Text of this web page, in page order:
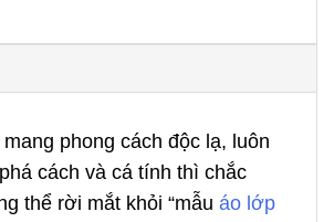
phong cách độc lạ, luôn
cách và cá tính thì chắc
thể rời mắt khỏi “mẫu áo lớp